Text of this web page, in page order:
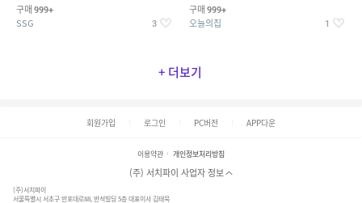
구매 999+
SSG 3
구매 999+
오늘의집 1
+ 더보기
회원가입 로그인 PC버전 APP다운
이용약관 개인정보처리방침
(주) 서치파이 사업자 정보
(주)서치파이
서울특별시 서초구 반포대로88, 반석빌딩 5층 대표이사 김태묵